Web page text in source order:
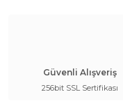
Güvenli Alışveriş
256bit SSL Sertifikası